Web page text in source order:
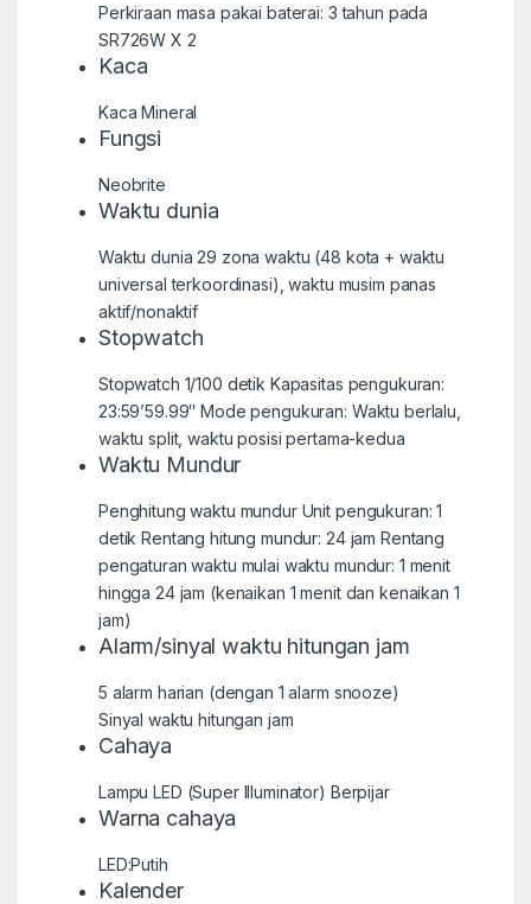
Perkiraan masa pakai baterai: 3 tahun pada
SR726W X 2
Kaca
Kaca Mineral
Fungsi
Neobrite
Waktu dunia
Waktu dunia 29 zona waktu (48 kota + waktu
universal terkoordinasi), waktu musim panas
aktif/nonaktif
Stopwatch
Stopwatch 1/100 detik Kapasitas pengukuran:
23:59’59.99″ Mode pengukuran: Waktu berlalu,
waktu split, waktu posisi pertama-kedua
Waktu Mundur
Penghitung waktu mundur Unit pengukuran: 1
detik Rentang hitung mundur: 24 jam Rentang
pengaturan waktu mulai waktu mundur: 1 menit
hingga 24 jam (kenaikan 1 menit dan kenaikan 1
jam)
Alarm/sinyal waktu hitungan jam
5 alarm harian (dengan 1 alarm snooze)
Sinyal waktu hitungan jam
Cahaya
Lampu LED (Super Illuminator) Berpijar
Warna cahaya
LED:Putih
Kalender